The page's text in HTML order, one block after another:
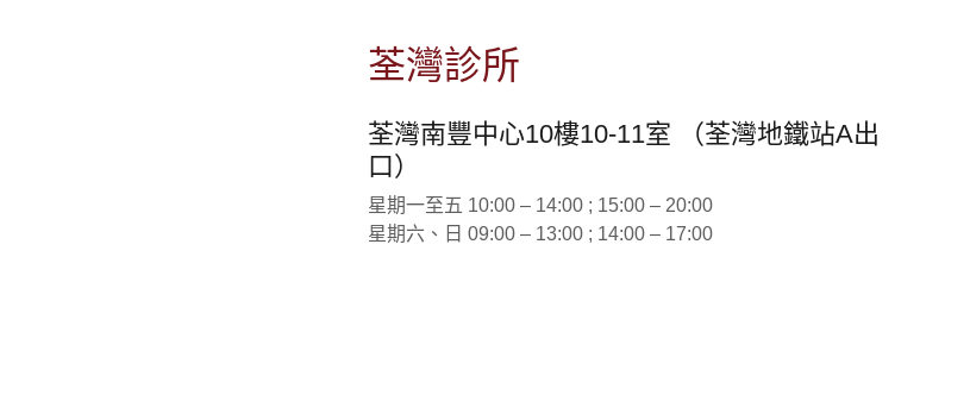
荃灣診所
荃灣南豐中心10樓10-11室 （荃灣地鐵站A出
口）
星期一至五 10:00 – 14:00 ; 15:00 – 20:00
星期六、日 09:00 – 13:00 ; 14:00 – 17:00